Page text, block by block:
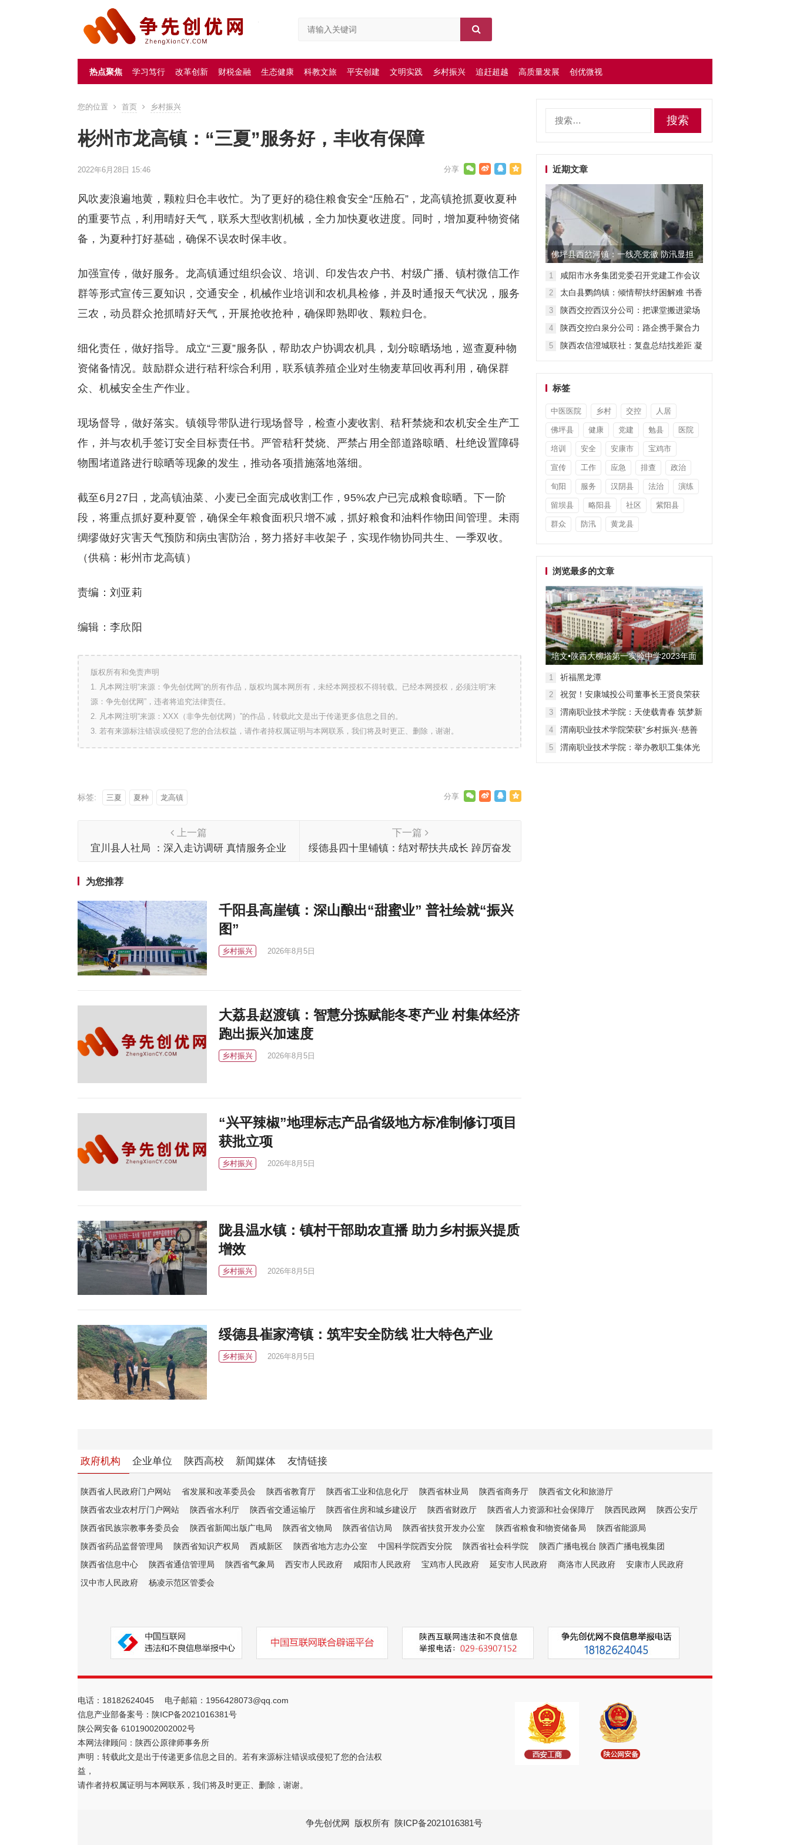
热点聚焦 学习笃行 改革创新 财税金融 生态健康 科教文旅 平安创建 文明实践 乡村振兴 追赶超越 高质量发展 创优微视
您的位置 首页 乡村振兴
彬州市龙高镇：“三夏”服务好，丰收有保障
2022年6月28日 15:46
风吹麦浪遍地黄，颗粒归仓丰收忙。为了更好的稳住粮食安全“压舱石”，龙高镇抢抓夏收夏种
的重要节点，利用晴好天气，联系大型收割机械，全力加快夏收进度。同时，增加夏种物资储
备，为夏种打好基础，确保不误农时保丰收。
加强宣传，做好服务。龙高镇通过组织会议、培训、印发告农户书、村级广播、镇村微信工作
群等形式宣传三夏知识，交通安全，机械作业培训和农机具检修，并及时通报天气状况，服务
三农，动员群众抢抓晴好天气，开展抢收抢种，确保即熟即收、颗粒归仓。
细化责任，做好指导。成立“三夏”服务队，帮助农户协调农机具，划分晾晒场地，巡查夏种物
资储备情况。鼓励群众进行秸秆综合利用，联系镇养殖企业对生物麦草回收再利用，确保群
众、机械安全生产作业。
现场督导，做好落实。镇领导带队进行现场督导，检查小麦收割、秸秆禁烧和农机安全生产工
作，并与农机手签订安全目标责任书。严管秸秆焚烧、严禁占用全部道路晾晒、杜绝设置障碍
物围堵道路进行晾晒等现象的发生，推动各项措施落地落细。
截至6月27日，龙高镇油菜、小麦已全面完成收割工作，95%农户已完成粮食晾晒。下一阶
段，将重点抓好夏种夏管，确保全年粮食面积只增不减，抓好粮食和油料作物田间管理。未雨
绸缪做好灾害天气预防和病虫害防治，努力搭好丰收架子，实现作物协同共生、一季双收。
（供稿：彬州市龙高镇）
责编：刘亚莉
编辑：李欣阳
版权所有和免责声明
1. 凡本网注明“来源：争先创优网”的所有作品，版权均属本网所有，未经本网授权不得转载。已经本网授权，必须注明“来
源：争先创优网”，违者将追究法律责任。
2. 凡本网注明“来源：XXX（非争先创优网）”的作品，转载此文是出于传递更多信息之目的。
3. 若有来源标注错误或侵犯了您的合法权益，请作者持权属证明与本网联系，我们将及时更正、删除，谢谢。
标签: 三夏 夏种 龙高镇
上一篇
宜川县人社局 ：深入走访调研 真情服务企业
下一篇
绥德县四十里铺镇：结对帮扶共成长 踔厉奋发
为您推荐
千阳县高崖镇：深山酿出“甜蜜业” 普社绘就“振兴
图”
乡村振兴 2026年8月5日
大荔县赵渡镇：智慧分拣赋能冬枣产业 村集体经济
跑出振兴加速度
乡村振兴 2026年8月5日
“兴平辣椒”地理标志产品省级地方标准制修订项目
获批立项
乡村振兴 2026年8月5日
陇县温水镇：镇村干部助农直播 助力乡村振兴提质
增效
乡村振兴 2026年8月5日
绥德县崔家湾镇：筑牢安全防线 壮大特色产业
乡村振兴 2026年8月5日
近期文章
佛坪县西岔河镇：一线亮党徽 防汛显担
当
1 咸阳市水务集团党委召开党建工作会议
2
太白县鹦鸽镇：倾情帮扶纾困解难 书香
3
陕西交控西汉分公司：把课堂搬进梁场
4
陕西交控白泉分公司：路企携手聚合力
5
陕西农信澄城联社：复盘总结找差距 凝
标签
中医医院 乡村 交控 人居
佛坪县 健康 党建 勉县 医院
培训 安全 安康市 宝鸡市
宣传 工作 应急 排查 政治
旬阳 服务 汉阴县 法治 演练
留坝县 略阳县 社区 紫阳县
群众 防汛 黄龙县
浏览最多的文章
培文•陕西大柳塔第一实验中学2023年面
向全国招聘教师启事
1 祈福黑龙潭
2
祝贺！安康城投公司董事长王贤良荣获
3
渭南职业技术学院：天使载青春 筑梦新
4
渭南职业技术学院荣获“乡村振兴·慈善
5
渭南职业技术学院：举办教职工集体光
政府机构 企业单位 陕西高校 新闻媒体 友情链接
陕西省人民政府门户网站 省发展和改革委员会 陕西省教育厅 陕西省工业和信息化厅 陕西省林业局 陕西省商务厅
陕西省文化和旅游厅
陕西省农业农村厅门户网站
陕西省水利厅 陕西省交通运输厅 陕西省住房和城乡建设厅 陕西省财政厅 陕西省人力资源和社会保障厅 陕西民政网
陕西公安厅
陕西省民族宗教事务委员会
陕西省新闻出版广电局 陕西省文物局 陕西省信访局 陕西省扶贫开发办公室 陕西省粮食和物资储备局
陕西省能源局
陕西省药品监督管理局
陕西省知识产权局 西咸新区 陕西省地方志办公室 中国科学院西安分院 陕西省社会科学院
陕西广播电视台 陕西广播电视集团
陕西省信息中心
陕西省通信管理局 陕西省气象局 西安市人民政府 咸阳市人民政府 宝鸡市人民政府 延安市人民政府 商洛市人民政府
安康市人民政府
汉中市人民政府
杨凌示范区管委会
电话：18182624045 电子邮箱：1956428073@qq.com
信息产业部备案号： 陕ICP备2021016381号
陕公网安备 61019002002002号
本网法律顾问：陕西公原律师事务所
声明：转载此文是出于传递更多信息之目的。若有来源标注错误或侵犯了您的合法权
益，
请作者持权属证明与本网联系，我们将及时更正、删除，谢谢。
争先创优网 版权所有 陕ICP备2021016381号